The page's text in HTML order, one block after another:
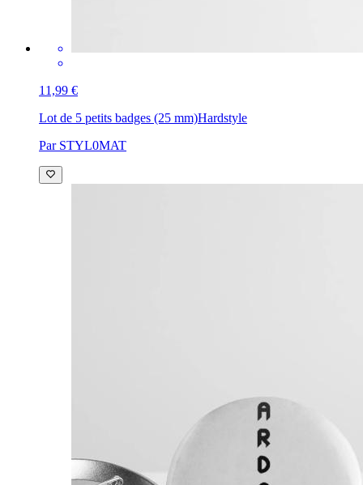
11,99 €
Lot de 5 petits badges (25 mm)Hardstyle
Par STYL0MAT